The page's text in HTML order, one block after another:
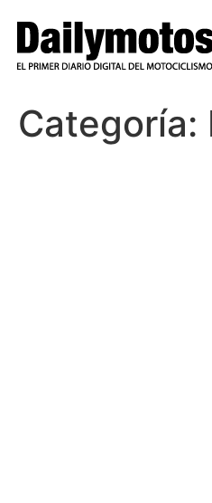
contenido
Categoría: